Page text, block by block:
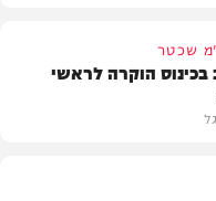
שכטר
בכינוס הוקרה לראשי